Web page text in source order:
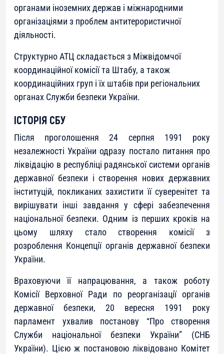
органами іноземних держав і міжнародними
організаціями з проблем антитерористичної
діяльності.
Структурно АТЦ складається з Міжвідомчої
координаційної комісії та Штабу, а також
координаційних груп і їх штабів при регіональних
органах Служби безпеки України.
ІСТОРІЯ СБУ
Після проголошення 24 серпня 1991 року
незалежності України одразу постало питання про
ліквідацію в республіці радянської системи органів
державної безпеки і створення нових державних
інституцій, покликаних захистити її суверенітет та
вирішувати інші завдання у сфері забезпечення
національної безпеки. Одним із перших кроків на
цьому шляху стало створення комісії з
розроблення Концепції органів державної безпеки
України.
Враховуючи її напрацювання, а також роботу
Комісії Верховної Ради по реорганізації органів
державної безпеки, 20 вересня 1991 року
парламент ухвалив постанову “Про створення
Служби національної безпеки України” (СНБ
України). Цією ж постановою ліквідовано Комітет